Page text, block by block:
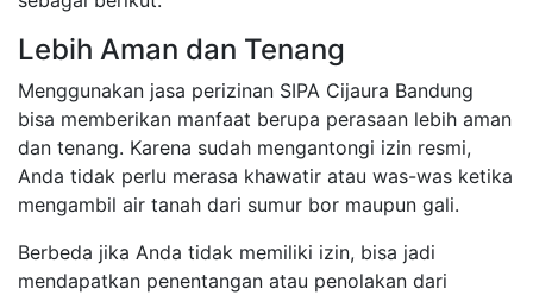
Lebih Aman dan Tenang
Menggunakan jasa perizinan SIPA Cijaura Bandung
bisa memberikan manfaat berupa perasaan lebih aman
dan tenang. Karena sudah mengantongi izin resmi,
Anda tidak perlu merasa khawatir atau was-was ketika
mengambil air tanah dari sumur bor maupun gali.
Berbeda jika Anda tidak memiliki izin, bisa jadi
mendapatkan penentangan atau penolakan dari